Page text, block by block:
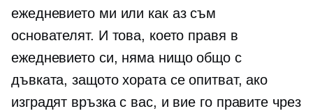
ежедневието ми или как аз съм
основателят. И това, което правя в
ежедневието си, няма нищо общо с
дъвката, защото хората се опитват, ако
изградят връзка с вас, и вие го правите чрез